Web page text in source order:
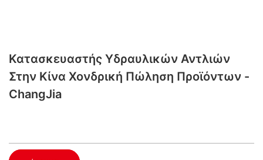
Κατασκευαστής Υδραυλικών Αντλιών
Στην Κίνα​ Χονδρική Πώληση Προϊόντων -
ChangJia